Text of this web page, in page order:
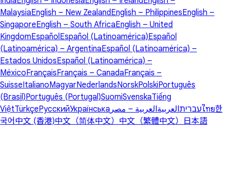
MalaysiaEnglish – New ZealandEnglish – PhilippinesEnglish –
SingaporeEnglish – South AfricaEnglish – United
KingdomEspañolEspañol (Latinoamérica)Español
(Latinoamérica) – ArgentinaEspañol (Latinoamérica) –
Estados UnidosEspañol (Latinoamérica) –
MéxicoFrançaisFrançais – CanadaFrançais –
SuisseItalianoMagyarNederlandsNorskPolskiPortuguês
(Brasil)Português (Portugal)SuomiSvenskaTiếng
ViệtTürkçeРусскийУкраїнська עבריתالعربيةالعربية – مصر ไทย한
국어 中文 (香港)中文（简体中文） 中文（繁體中文） 日本語